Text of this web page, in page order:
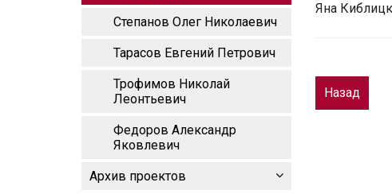
Степанов Олег Николаевич
Тарасов Евгений Петрович
Трофимов Николай
Леонтьевич
Федоров Александр
Яковлевич
Архив проектов
Яна
Назад